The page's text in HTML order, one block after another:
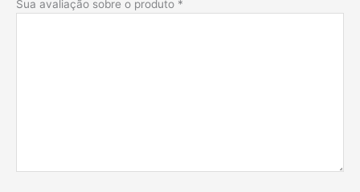
Sua avaliação sobre o produto *